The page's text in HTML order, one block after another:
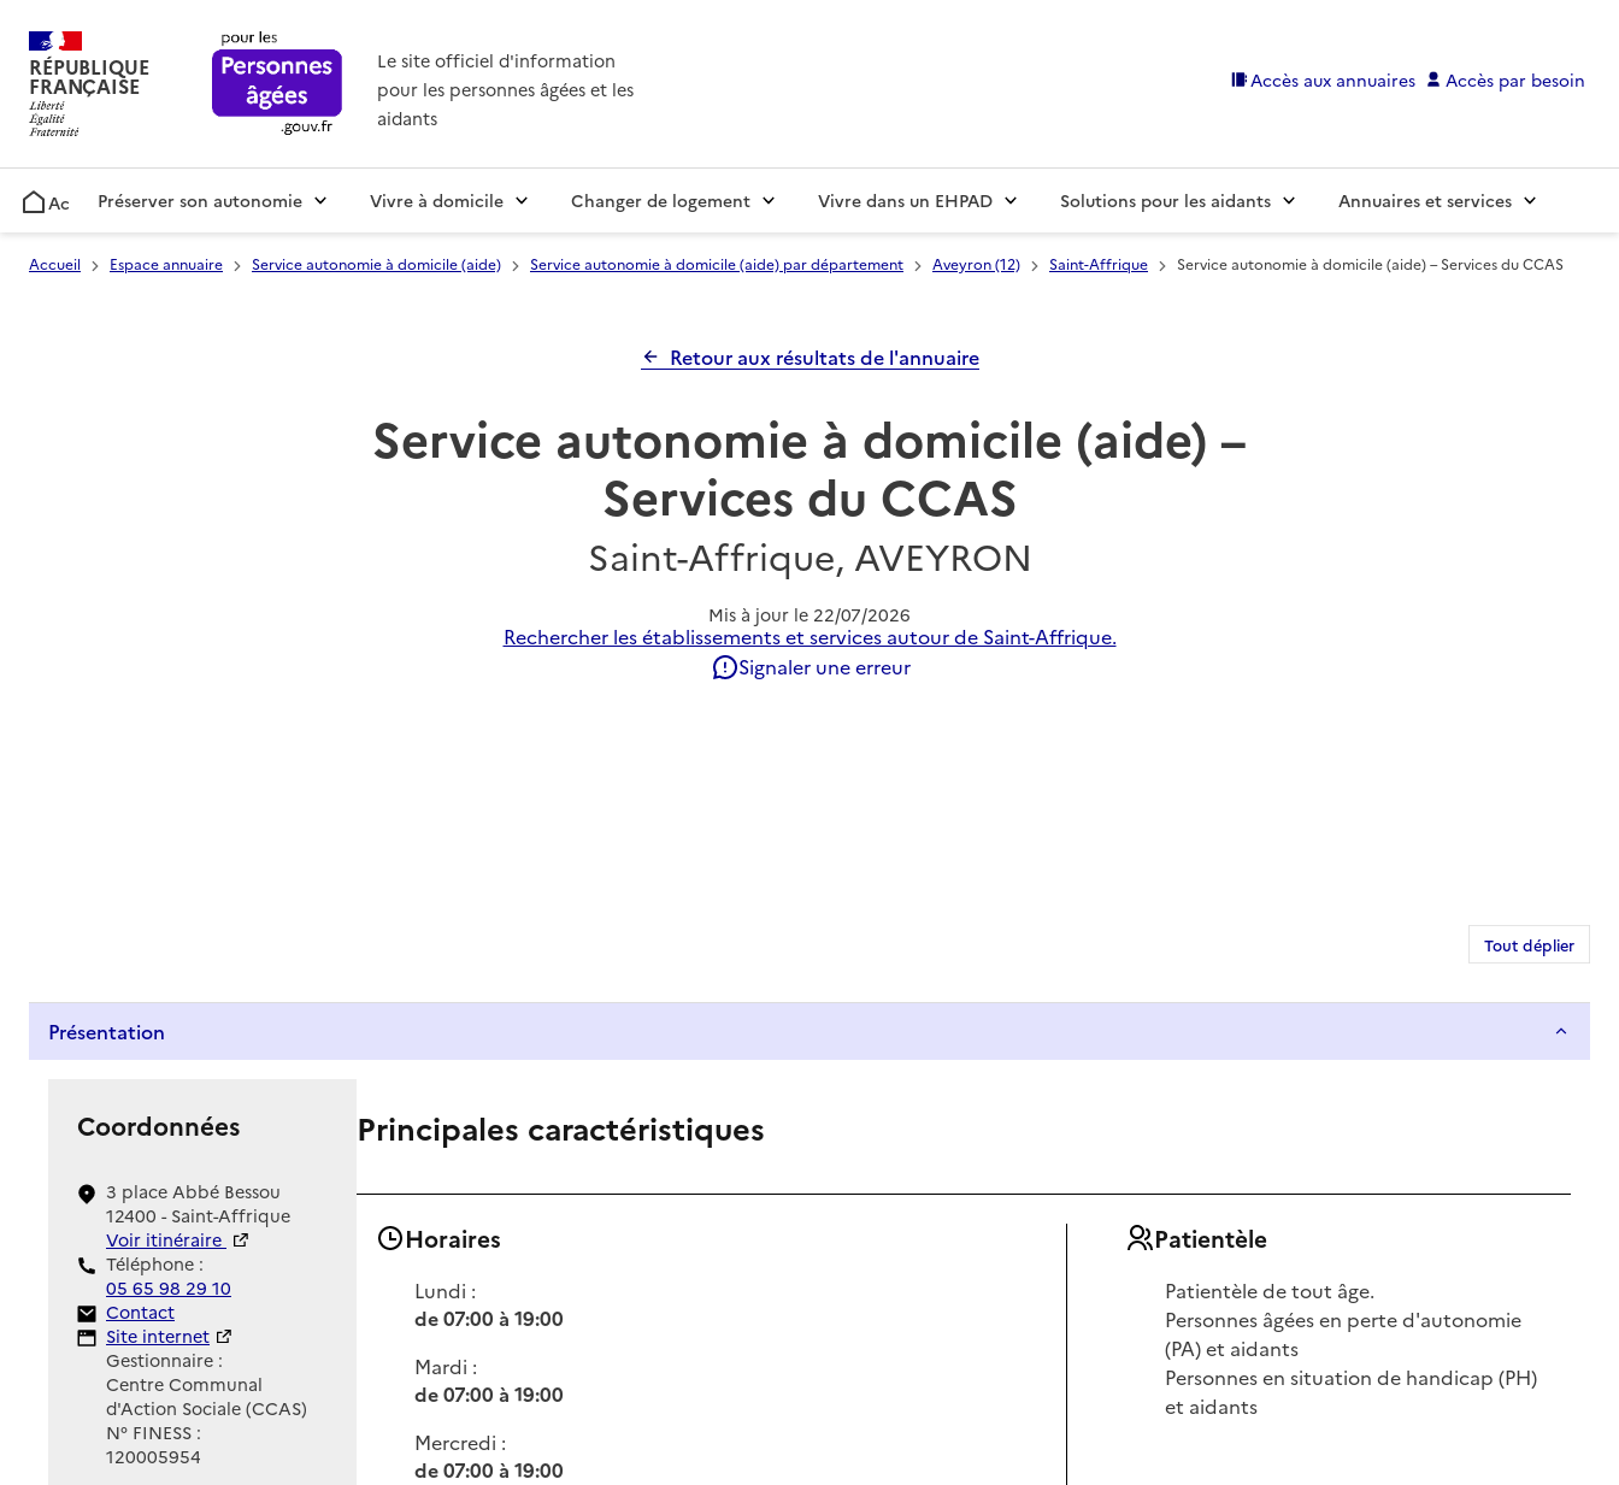
RÉPUBLIQUE
FRANÇAISE
Le site officiel d'information
pour les personnes âgées et les
aidants
Accès aux annuaires Accès par besoin
AccueilPréserver son autonomie Vivre à domicile Changer de logement Vivre dans un EHPAD Solutions pour les aidants Annuaires et services
Accueil Espace annuaire Service autonomie à domicile (aide) Service autonomie à domicile (aide) par département Aveyron (12) Saint-Affrique Service autonomie à domicile (aide) – Services du CCAS
Retour aux résultats de l'annuaire
Service autonomie à domicile (aide) –
Services du CCAS
Saint-Affrique, AVEYRON
Mis à jour le 22/07/2026
Rechercher les établissements et services autour de Saint-Affrique.
Signaler une erreur
Tout déplier
Présentation
Coordonnées
3 place Abbé Bessou
12400 - Saint-Affrique
Voir itinéraire
Téléphone :
05 65 98 29 10
Contact
Contact
Site Internet
Site internet
Gestionnaire :
Centre Communal
d'Action Sociale (CCAS)
N° FINESS :
120005954
Principales caractéristiques
Horaires
Lundi :
de 07:00 à 19:00
Mardi :
de 07:00 à 19:00
Mercredi :
de 07:00 à 19:00
Patientèle
Patientèle de tout âge.
Personnes âgées en perte d'autonomie
(PA) et aidants
Personnes en situation de handicap (PH)
et aidants